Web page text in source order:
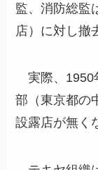
監、消防総監
店）に対し撤
実際、1950
部（東京都の
設露店が無く